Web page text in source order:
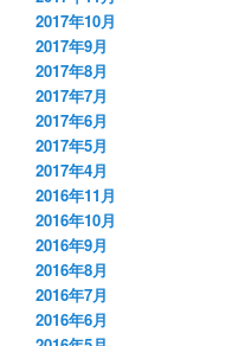
2017年10月
2017年9月
2017年8月
2017年7月
2017年6月
2017年5月
2017年4月
2016年11月
2016年10月
2016年9月
2016年8月
2016年7月
2016年6月